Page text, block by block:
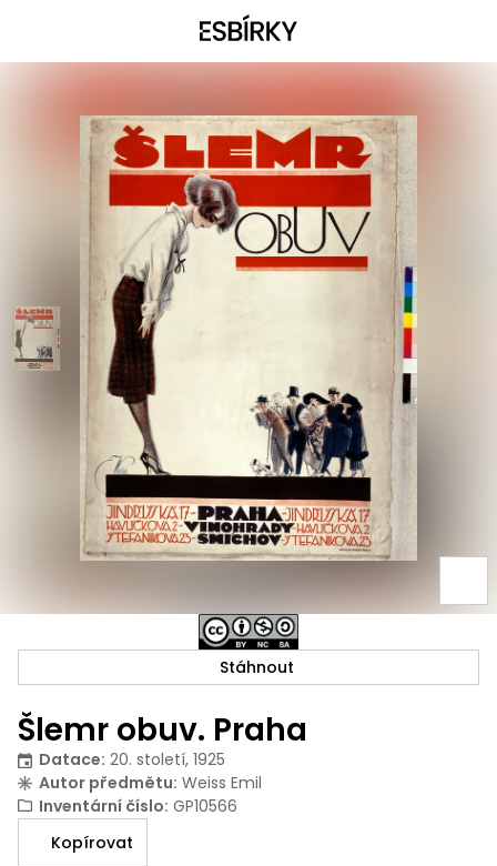
Šlemr obuv. Praha
Datace: 20. století, 1925
Autor předmětu: Weiss Emil
Inventární číslo: GP10566
Kopírovat
Stáhnout